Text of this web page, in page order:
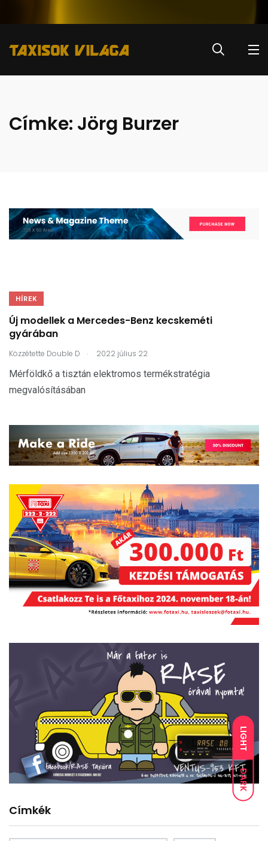
LIGHT
DARK
Címke: Jörg Burzer
HÍREK
Új modellek a Mercedes-Benz kecskeméti
gyárában
Közzétette Double D . 2022 július 22
Mérföldkő a tisztán elektromos termékstratégia
megvalósításában
Címkék